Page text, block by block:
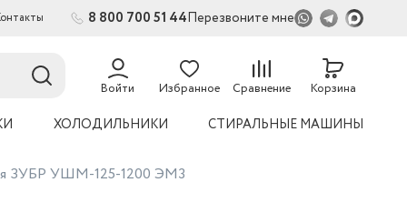
8 800 700 51 44Перезвоните мне
Войти Избранное Сравнение Корзина
ХОЛОДИЛЬНИКИ СТИРАЛЬНЫЕ МАШИНЫ
ЗУБР УШМ-125-1200 ЭМ3